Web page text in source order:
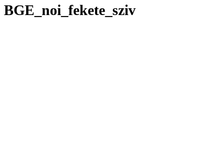
BGE_noi_fekete_sziv